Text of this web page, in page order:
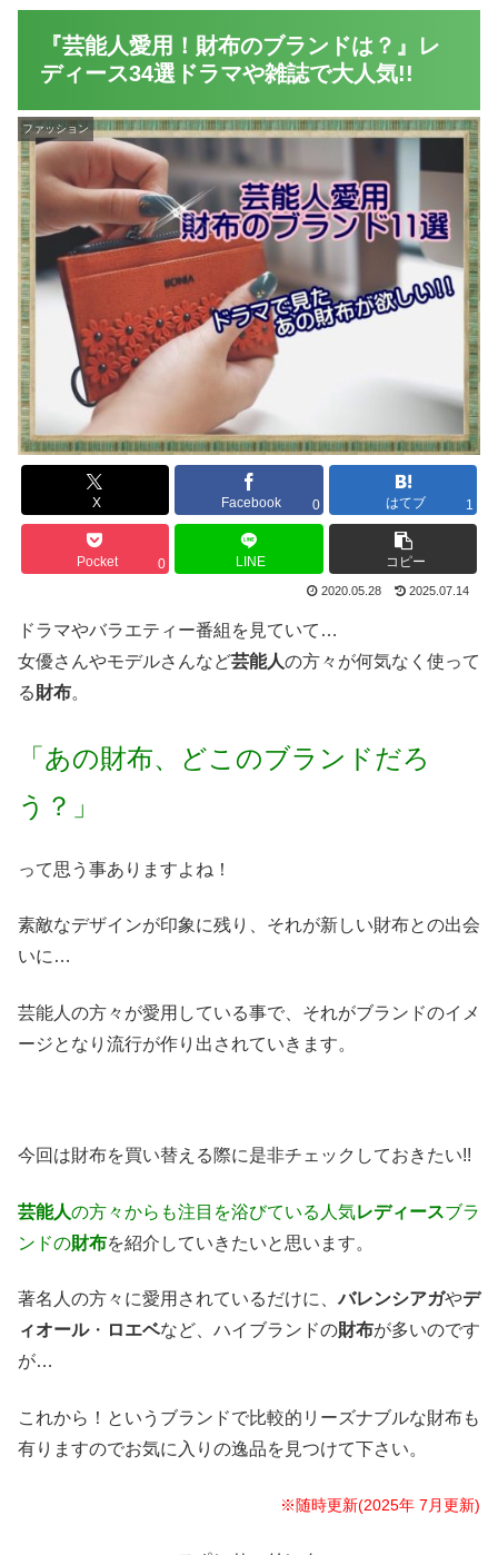
『芸能人愛用！財布のブランドは？』レ
ディース34選ドラマや雑誌で大人気!!
ファッション
X Facebook 0 はてブ 1
Pocket 0 LINE コピー
2020.05.28 2025.07.14
ドラマやバラエティー番組を見ていて…
女優さんやモデルさんなど芸能人の方々が何気なく使って
る財布。
「あの財布、どこのブランドだろ
う？」
って思う事ありますよね！
素敵なデザインが印象に残り、それが新しい財布との出会
いに…
芸能人の方々が愛用している事で、それがブランドのイメ
ージとなり流行が作り出されていきます。
今回は財布を買い替える際に是非チェックしておきたい!!
芸能人の方々からも注目を浴びている人気レディースブラ
ンドの財布を紹介していきたいと思います。
著名人の方々に愛用されているだけに、バレンシアガやデ
ィオール・ ロエベなど、ハイブランドの財布が多いのです
が…
これから！というブランドで比較的リーズナブルな財布も
有りますのでお気に入りの逸品を見つけて下さい。
※随時更新(2025年 7月更新)